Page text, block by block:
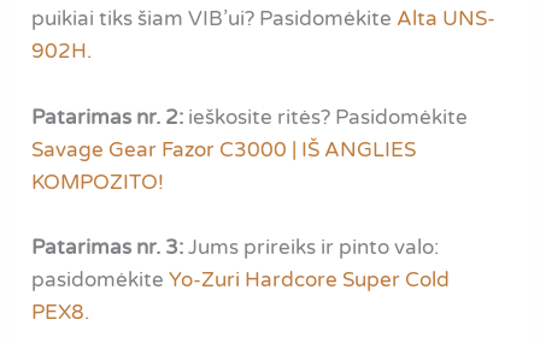
puikiai tiks šiam VIB’ui? Pasidomėkite Alta UNS-
902H.
Patarimas nr. 2: ieškosite ritės? Pasidomėkite
Savage Gear Fazor C3000 | IŠ ANGLIES
KOMPOZITO!
Patarimas nr. 3:Jums prireiks ir pinto valo:
pasidomėkiteYo-Zuri Hardcore Super Cold
PEX8.